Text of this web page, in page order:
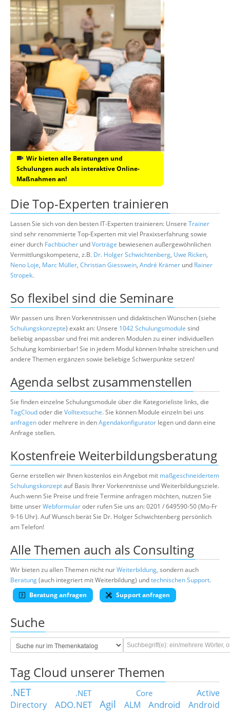
Wir bieten alle Beratungen und
Schulungen auch als interaktive Online-
Maßnahmen an!
Die Top-Experten trainieren
Lassen Sie sich von den besten IT-Experten trainieren: Unsere Trainer
sind sehr renommierte Top-Experten mit viel Praxixserfahrung sowie
einer durch Fachbücher undVorträge bewiesenen außergewöhnlichen
Vermittlungskompetenz, z.B. Dr. Holger Schwichtenberg, Uwe Ricken,
Neno Loje, Marc Müller, Christian Giesswein, André Krämer und Rainer
Stropek.
So flexibel sind die Seminare
Wir passen uns Ihren Vorkenntnissen und didaktischen Wünschen (siehe
Schulungskonzepte) exakt an: Unsere 1042 Schulungsmodule sind
beliebig anpassbar und frei mit anderen Modulen zu einer individuellen
Schulung kombinierbar! Sie in jedem Modul können Inhalte streichen und
andere Themen ergänzen sowie beliebige Schwerpunkte setzen!
Agenda selbst zusammenstellen
Sie finden einzelne Schulungsmodule über die Kategorieliste links, die
TagCloudoder die Volltextsuche. Sie können Module einzeln bei uns
anfragenoder mehrere in denAgendakonfigurator legen und dann eine
Anfrage stellen.
Kostenfreie Weiterbildungsberatung
Gerne erstellen wir Ihnen kostenlos ein Angebot mit maßgeschneidertem
Schulungskonzeptauf Basis Ihrer Vorkenntnisse und Weiterbildungsziele.
Auch wenn Sie Preise und freie Termine anfragen möchten, nutzen Sie
bitte unserWebformularoder rufen Sie uns an: 0201 / 649590-50 (Mo-Fr
9-16 Uhr). Auf Wunsch berät Sie Dr. Holger Schwichtenberg persönlich
am Telefon!
Alle Themen auch als Consulting
Wir bieten zu allen Themen nicht nurWeiterbildung, sondern auch
Beratung(auch integriert mit Weiterbildung) undtechnischen Support.
Beratung anfragen
Support anfragen
Suche
Tag Cloud unserer Themen
.NET .NET Core
Active
Directory
ADO.NET Agil ALM Android
Android